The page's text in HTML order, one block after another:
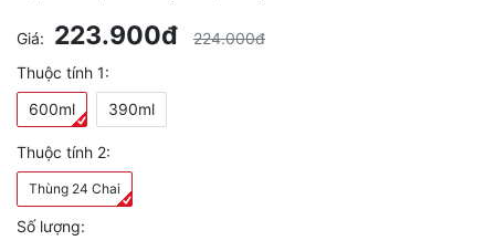
Giá: 223.900đ
224.000đ
Thuộc tính 1:
600ml
390ml
Thuộc tính 2:
Thùng 24 Chai
Số lượng: